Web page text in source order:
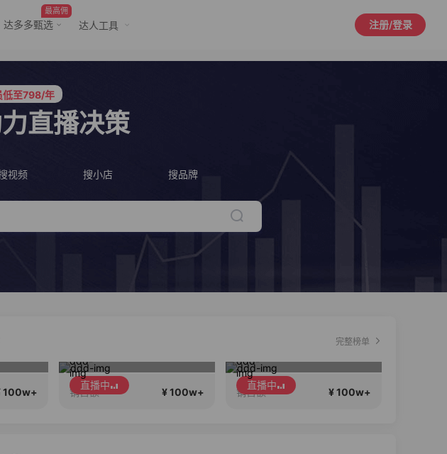
最高佣
达多多甄选 达人工具 注册/登录
低至798/年
业头部客户直播决策
视频 搜小店 搜品牌
完整榜单
100w+
直播中
销售额 ¥ 100w+
直播中
销售额 ¥ 100w+